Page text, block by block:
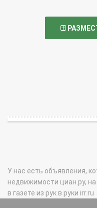
У нас есть объявления,
недвижимости циан.ру,
в газете из рук в руки irr.ru